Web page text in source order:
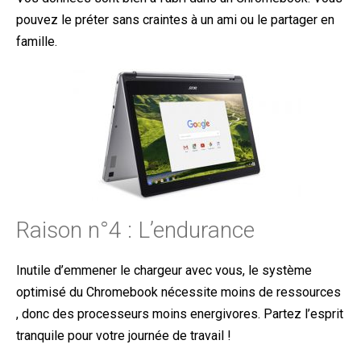
pouvez le préter sans craintes à un ami ou le partager en
famille.
Raison n°4 : L’endurance
Inutile d’emmener le chargeur avec vous, le système
optimisé du Chromebook nécessite moins de ressources
, donc des processeurs moins energivores. Partez l’esprit
tranquile pour votre journée de travail !